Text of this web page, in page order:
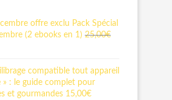
Pack Spécial
(2 ebooks en 1) 25,00€
» : le guide complet pour
et gourmandes 15,00€